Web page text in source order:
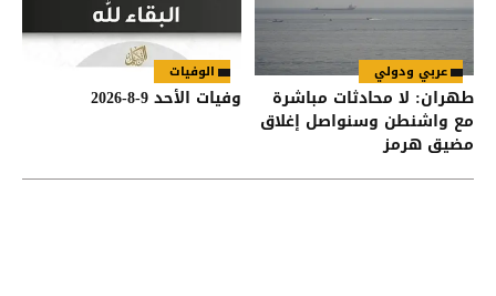
عربي ودولي
طهران: لا محادثات مباشرة
مع واشنطن وسنواصل إغلاق
مضيق هرمز
الوفيات
وفيات الأحد 9-8-2026